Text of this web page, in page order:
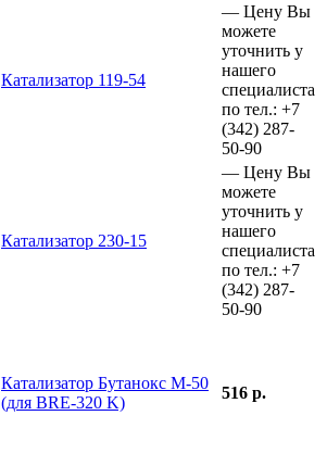
Катализатор 119-54
— Цену Вы
можете
уточнить у
нашего
специалиста
по тел.: +7
(342) 287-
50-90
Катализатор 230-15
— Цену Вы
можете
уточнить у
нашего
специалиста
по тел.: +7
(342) 287-
50-90
Катализатор Бутанокс М-50
(для BRE-320 K)
516 р.